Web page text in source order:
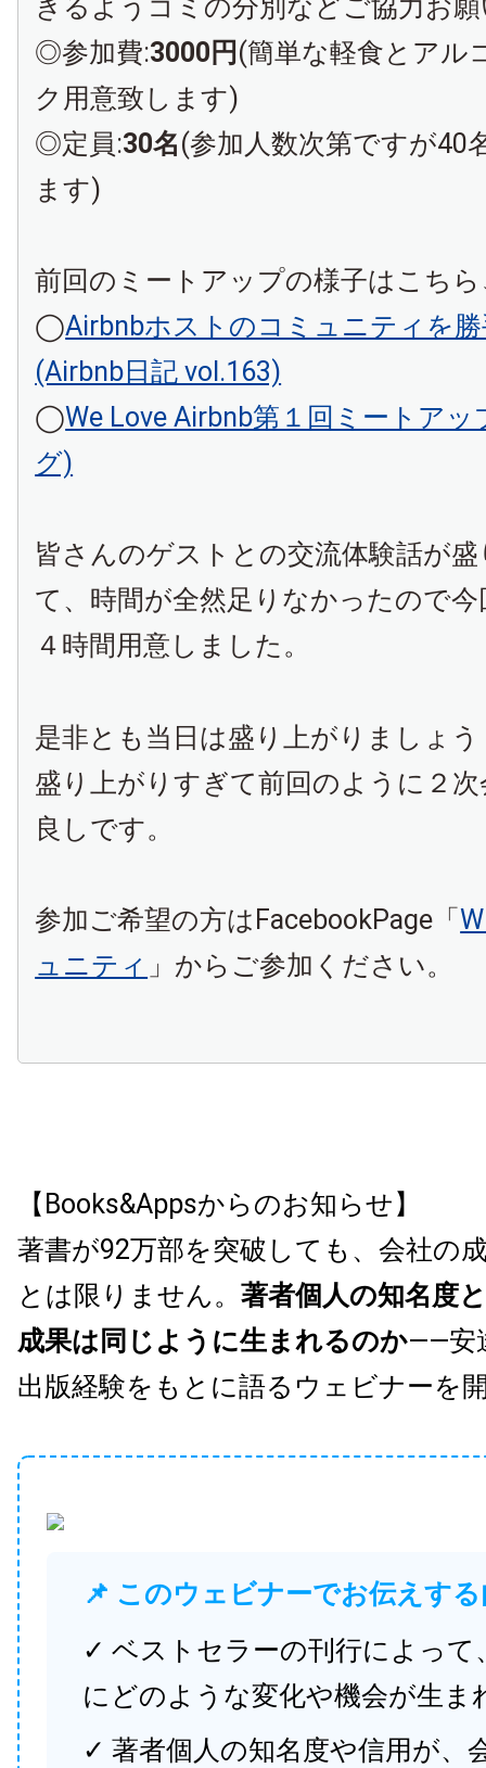
きるようゴミの分別などご協力お
◎参加費:3000円 (簡単な軽食とアル
ク用意致します)
◎定員:30名(参加人数次第ですが40
ます)
前回のミートアップの様子はこちら
◯Airbnbホストのコミュニティを
(Airbnb日記 vol.163)
◯We Love Airbnb第１回ミートア
グ)
皆さんのゲストとの交流体験話が
て、時間が全然足りなかったので
４時間用意しました。
是非とも当日は盛り上がりましょう
盛り上がりすぎて前回のように２
良しです。
参加ご希望の方はFacebookPage「
ュニティ 」からご参加ください。
【Books&Appsからのお知らせ】
著書が92万部を突破しても、会社の
とは限りません。 著者個人の知名度
成果は同じように生まれるのか——安
出版経験をもとに語るウェビナーを
📌 このウェビナーでお伝えす
✓ ベストセラーの刊行によって
にどのような変化や機会が生ま
✓ 著者個人の知名度や信用が、